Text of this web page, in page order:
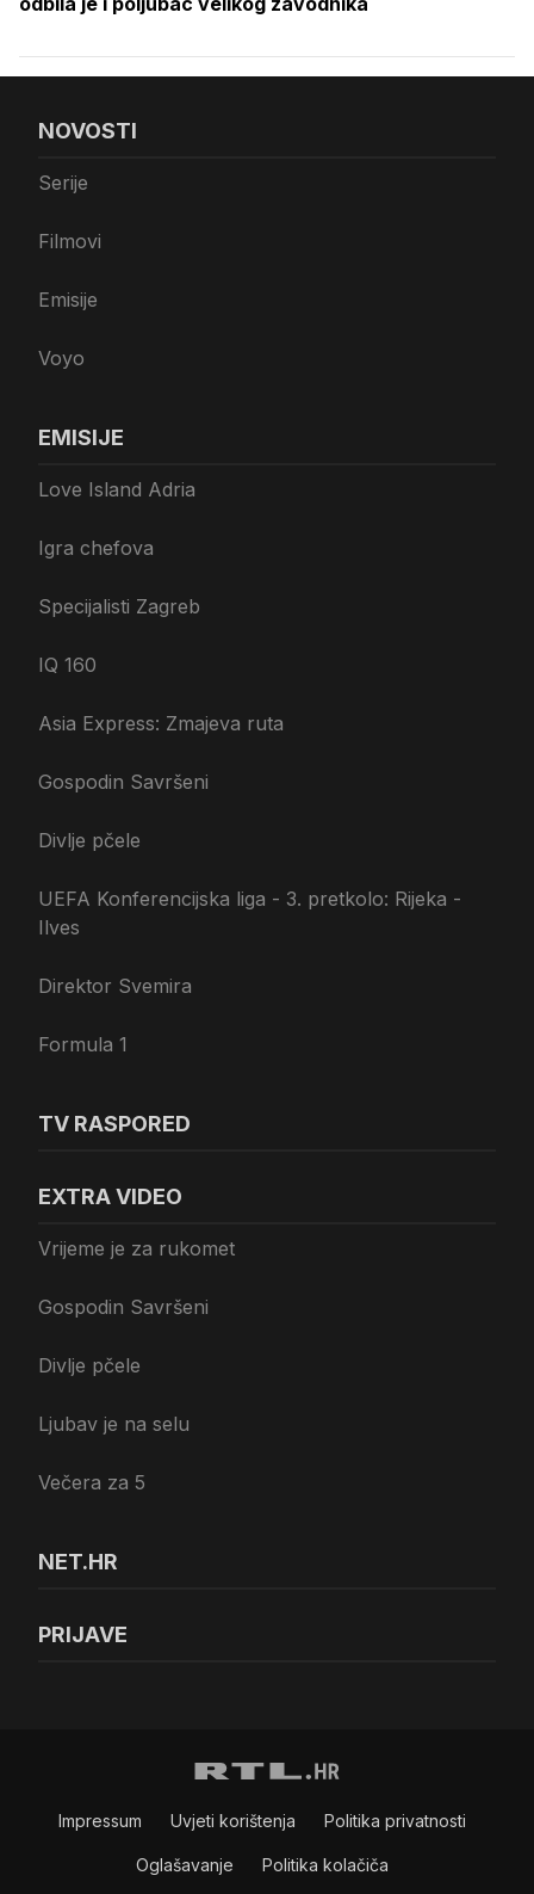
NOVOSTI
Serije
Filmovi
Emisije
Voyo
EMISIJE
Love Island Adria
Igra chefova
Specijalisti Zagreb
IQ 160
Asia Express: Zmajeva ruta
Gospodin Savršeni
Divlje pčele
UEFA Konferencijska liga - 3. pretkolo: Rijeka -
Ilves
Direktor Svemira
Formula 1
TV RASPORED
EXTRA VIDEO
Vrijeme je za rukomet
Gospodin Savršeni
Divlje pčele
Ljubav je na selu
Večera za 5
NET.HR
PRIJAVE
Impressum Uvjeti korištenja Politika privatnosti
Oglašavanje Politika kolačiča